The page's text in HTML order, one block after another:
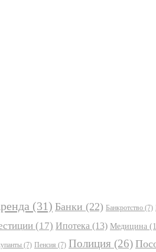
(31) Банки (22) Банкротство (7)
(17) Ипотека (13) Медицина
(7) Пенсия (7) Полиция (26)